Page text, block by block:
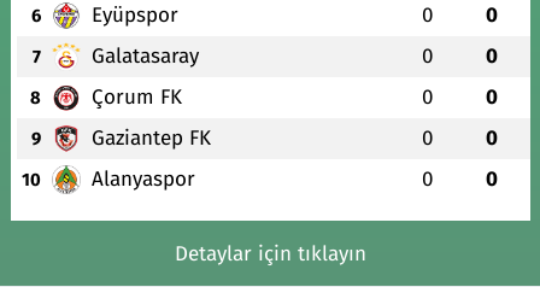
6 Eyüpspor 0 0
7 Galatasaray 0 0
8 Çorum FK 0 0
9 Gaziantep FK 0 0
10 Alanyaspor 0 0
Detaylar için tıklayın